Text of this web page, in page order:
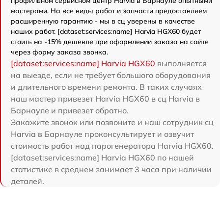
мастерами. На все виды работ и запчасти предоставляем
расширенную гарантию - мы в сц уверены в качестве
наших работ. [dataset:services:name] Harvia HGX60 будет
стоить на -15% дешевле при оформлении заказа на сайте
через форму заказа звонка.
[dataset:services:name] Harvia HGX60 выполняется
на выезде, если не требует большого оборудования
и длительного времени ремонта. В таких случаях
наш мастер привезет Harvia HGX60 в сц Harvia в
Барнауле и привезет обратно.
Закажите звонок или позвоните и наш сотрудник сц
Harvia в Барнауле проконсультирует и озвучит
стоимость работ над парогенератора Harvia HGX60.
[dataset:services:name] Harvia HGX60 по нашей
статистике в среднем занимает 3 часа при наличии
деталей.